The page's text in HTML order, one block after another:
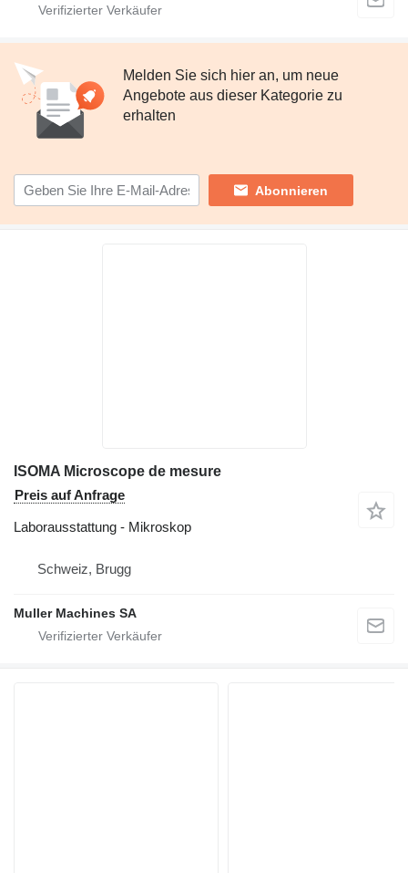
Melden Sie sich hier an, um neue
Angebote aus dieser Kategorie zu
erhalten
Abonnieren
ISOMA Microscope de mesure
Preis auf Anfrage
Laborausstattung - Mikroskop
Schweiz, Brugg
Muller Machines SA